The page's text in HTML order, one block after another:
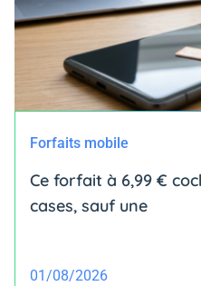
Forfaits mobile
Ce forfait à 6,99 €
cases, sauf une
01/08/2026